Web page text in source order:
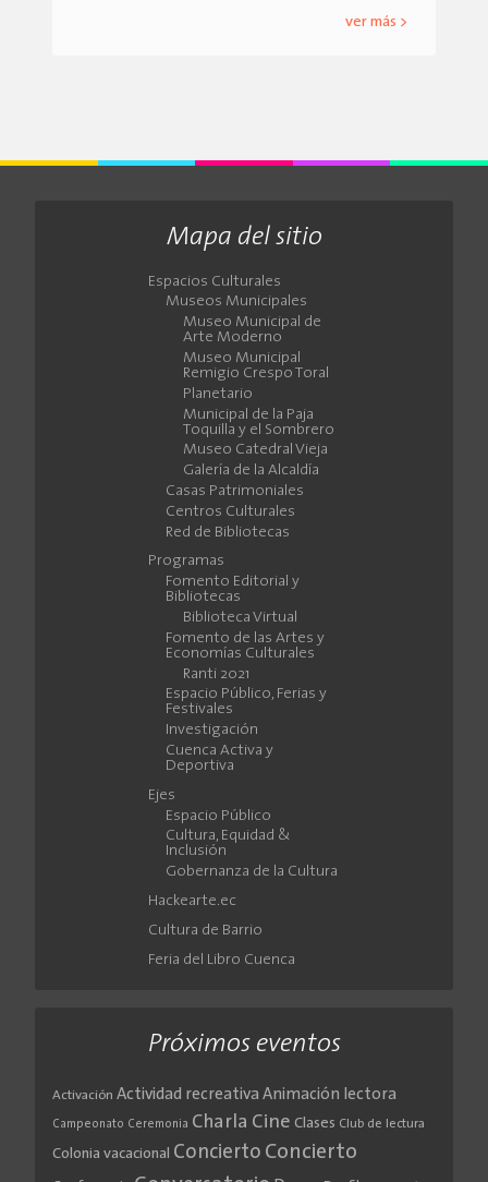
ver más >
Mapa del sitio
Espacios Culturales
Museos Municipales
Museo Municipal de
Arte Moderno
Museo Municipal
Remigio Crespo Toral
Planetario
Municipal de la Paja
Toquilla y el Sombrero
Museo Catedral Vieja
Galería de la Alcaldía
Casas Patrimoniales
Centros Culturales
Red de Bibliotecas
Programas
Fomento Editorial y
Bibliotecas
Biblioteca Virtual
Fomento de las Artes y
Economías Culturales
Ranti 2021
Espacio Público, Ferias y
Festivales
Investigación
Cuenca Activa y
Deportiva
Ejes
Espacio Público
Cultura, Equidad &
Inclusión
Gobernanza de la Cultura
Hackearte.ec
Cultura de Barrio
Feria del Libro Cuenca
Próximos eventos
Activación Actividad recreativa Animación lectora
Campeonato Ceremonia Charla Cine Clases Club de lectura
Colonia vacacional Concierto Concierto